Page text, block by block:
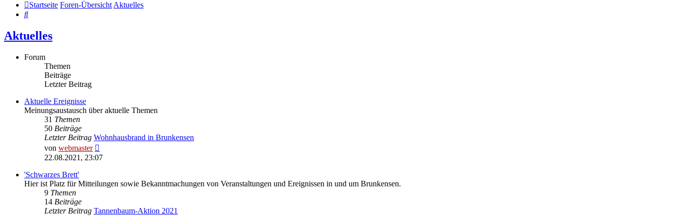
Startseite Foren-ÜbersichtAktuelles
Suche
Aktuelles
Forum
Themen
Beiträge
Letzter Beitrag
Aktuelle Ereignisse
Meinungsaustausch über aktuelle Themen
31 Themen
50 Beiträge
Letzter Beitrag Wohnhausbrand in Brunkensen
von webmaster
Beitrag
22.08.2021, 23:07
'Schwarzes Brett'
Hier ist Platz für Mitteilungen sowie Bekanntmachungen von Veranstaltungen und Ereignissen in und um Brunkensen.
9 Themen
14 Beiträge
Letzter Beitrag Tannenbaum-Aktion 2021